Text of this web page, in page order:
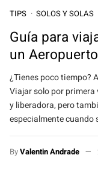
TIPS SOLOS Y SOLAS
Guía para
un Aeropuerto
¿Tienes poco tiempo?
Viajar solo por primera
y liberadora, pero
especialmente cuando
ByValentin Andrade